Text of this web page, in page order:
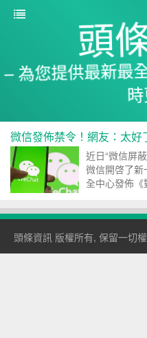
頭
– 為您提供最新最
微信發佈禁令！網友：太好
近日“微信屏
微信開啓了新
全中心發佈
頭條資訊 版權所有, 保留一切權